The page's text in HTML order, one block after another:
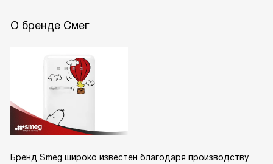
О бренде Смег
Бренд Smeg широко известен благодаря производству